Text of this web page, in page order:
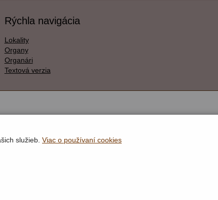
Rýchla navigácia
Lokality
Organy
Organári
Textová verzia
služieb. Viac o používaní cookies